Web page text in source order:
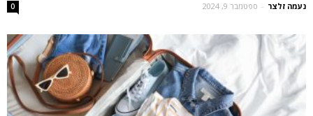
נעמה זלצר - ספטמבר 9, 2024 0